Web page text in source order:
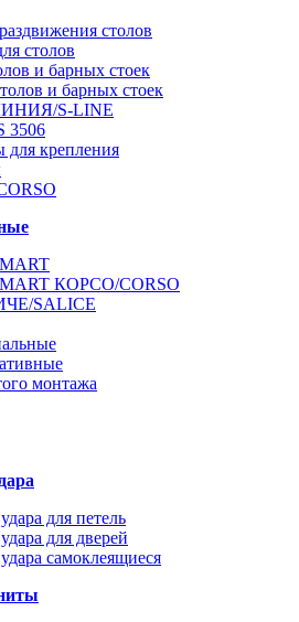
столов
столов
и барных стоек
и барных стоек
S-LINE
3506
крепления
КОРСО/CORSO
SALICE
монтажа
для петель
для дверей
самоклеящиеся